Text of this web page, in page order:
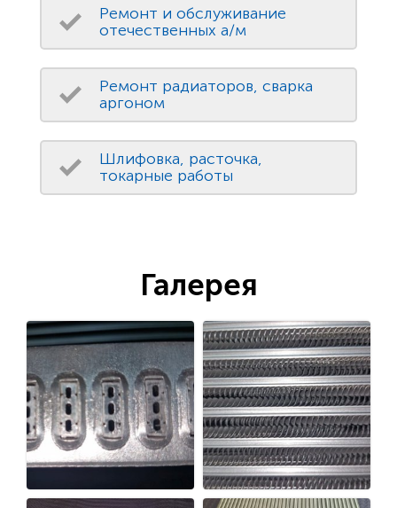
Ремонт и обслуживание
отечественных а/м
Ремонт радиаторов, сварка
аргоном
Шлифовка, расточка,
токарные работы
Галерея